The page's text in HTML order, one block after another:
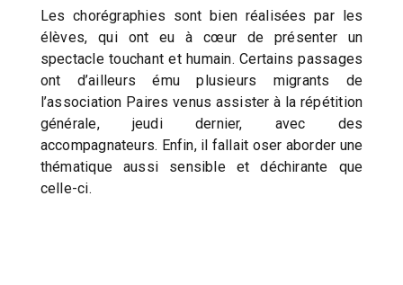
Les chorégraphies sont bien réalisées par les
élèves, qui ont eu à cœur de présenter un
spectacle touchant et humain. Certains passages
ont d’ailleurs ému plusieurs migrants de
l’association Paires venus assister à la répétition
générale, jeudi dernier, avec des
accompagnateurs. Enfin, il fallait oser aborder une
thématique aussi sensible et déchirante que
celle-ci.